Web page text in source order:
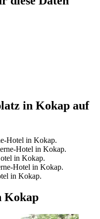
in Kokap auf
Hotel in Kokap.
Hotel in Kokap.
in Kokap.
Hotel in Kokap.
in Kokap.
Kokap